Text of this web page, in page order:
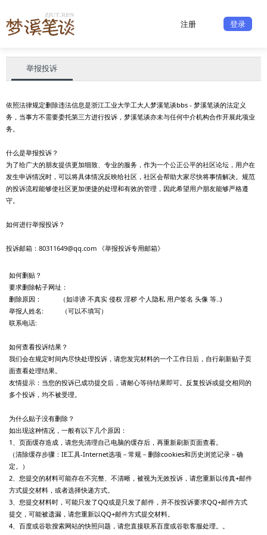
注册 登录
举报投诉
依照法律规定删除违法信息是浙江工业大学工大人梦溪笔谈bbs - 梦溪笔谈的法定义
务，当事方不需要委托第三方进行投诉，梦溪笔谈亦未与任何中介机构合作开展此项业
务。
什么是举报投诉？
为了给广大的朋友提供更加细致、专业的服务，作为一个公正公平的社区论坛，用户在
发生申诉情况时，可以将具体情况反映给社区，社区会帮助大家尽快将事情解决。规范
的投诉流程能够使社区更加便捷的处理和有效的管理，因此希望用户朋友能够严格遵
守。
如何进行举报投诉？
投诉邮箱： 80311649@qq.com 《举报投诉专用邮箱》
如何删贴？
要求删除帖子网址：
删除原因： （如诽谤 不真实 侵权 淫秽 个人隐私 用户签名 头像 等..)
举报人姓名: （可以不填写）
联系电话:
如何查看投诉结果？
我们会在规定时间内尽快处理投诉，请您发完材料的一个工作日后，自行刷新贴子页
面查看处理结果。
友情提示：当您的投诉已成功提交后，请耐心等待结果即可。反复投诉或提交相同的
多个投诉，均不被受理。
为什么贴子没有删除？
如出现这种情况，一般有以下几个原因：
1、页面缓存造成，请您先清理自己电脑的缓存后，再重新刷新页面查看。
（清除缓存步骤：IE工具-Internet选项－常规－删除cookies和历史浏览记录－确
定。）
2、您提交的材料可能存在不完整、不清晰，被视为无效投诉，请您重新以传真+邮件
方式提交材料，或者选择快递方式。
3、您提交材料时，可能只发了QQ或是只发了邮件，并不按投诉要求QQ+邮件方式
提交，可能被遗漏，请您重新以QQ+邮件方式提交材料。
4、百度或谷歌搜索网站的快照问题，请您直接联系百度或谷歌客服处理。。